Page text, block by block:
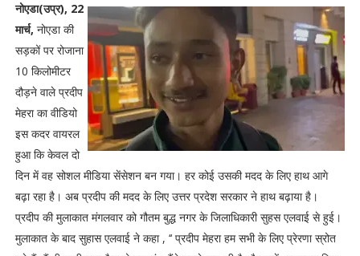
नोएडा(उप्र), 22
मार्च, नोएडा की
सड़कों पर रोजाना
10 किलोमीटर
दौड़ने वाले प्रदीप
मेहरा का वीडियो
इस कदर वायरल
हुआ कि केवल दो
दिन में वह सोशल मीडिया सेंसेशन बन गया। हर कोई उसकी मदद के लिए हाथ आगे
बढ़ा रहा है। अब प्रदीप की मदद के लिए उत्तर प्रदेश सरकार ने हाथ बढ़ाया है।
प्रदीप की मुलाकात मंगलवार को गौतम बुद्ध नगर के जिलाधिकारी सुहस एलवाई से हुई।
मुलाकात के बाद सुहास एलवाई ने कहा , ‘‘ प्रदीप मेहरा हम सभी के लिए प्रेरणा स्रोत